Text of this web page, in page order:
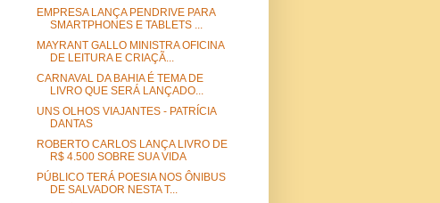
EMPRESA LANÇA PENDRIVE PARA
SMARTPHONES E TABLETS ...
MAYRANT GALLO MINISTRA OFICINA
DE LEITURA E CRIAÇÃ...
CARNAVAL DA BAHIA É TEMA DE
LIVRO QUE SERÁ LANÇADO...
UNS OLHOS VIAJANTES - PATRÍCIA
DANTAS
ROBERTO CARLOS LANÇA LIVRO DE
R$ 4.500 SOBRE SUA VIDA
PÚBLICO TERÁ POESIA NOS ÔNIBUS
DE SALVADOR NESTA T...